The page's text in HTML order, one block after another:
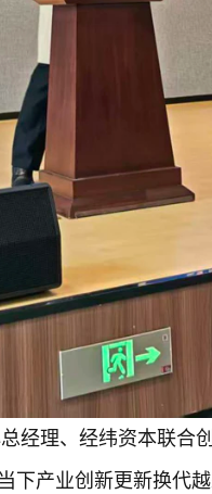
经理、经纬资本联合
下产业创新更新换代